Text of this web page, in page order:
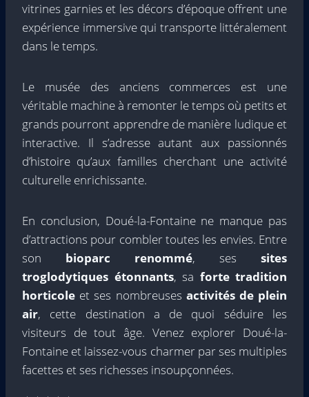
vitrines garnies et les décors d’époque offrent une
expérience immersive qui transporte littéralement
dans le temps.
Le musée des anciens commerces est une
véritable machine à remonter le temps où petits et
grands pourront apprendre de manière ludique et
interactive. Il s’adresse autant aux passionnés
d’histoire qu’aux familles cherchant une activité
culturelle enrichissante.
En conclusion, Doué-la-Fontaine ne manque pas
d’attractions pour combler toutes les envies. Entre
son bioparc renommé, ses sites
troglodytiques étonnants, sa forte tradition
horticole et ses nombreuses activités de plein
air, cette destination a de quoi séduire les
visiteurs de tout âge. Venez explorer Doué-la-
Fontaine et laissez-vous charmer par ses multiples
facettes et ses richesses insoupçonnées.